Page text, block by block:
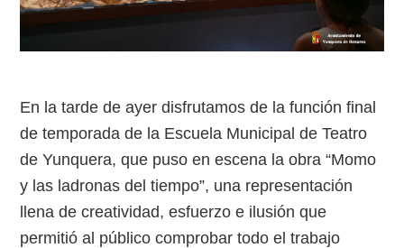
En la tarde de ayer disfrutamos de la función final
de temporada de la Escuela Municipal de Teatro
de Yunquera, que puso en escena la obra “Momo
y las ladronas del tiempo”, una representación
llena de creatividad, esfuerzo e ilusión que
permitió al público comprobar todo el trabajo